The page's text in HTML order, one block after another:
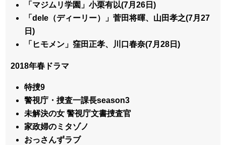
「マジムリ学園」小栗有以(7月26日)
「dele（ディーリー）」菅田将暉、山田孝之(7月27
日)
「ヒモメン」窪田正孝、川口春奈(7月28日)
2018年春ドラマ
特捜9
警視庁・捜査一課長season3
未解決の女 警視庁文書捜査官
家政婦のミタゾノ
おっさんずラブ